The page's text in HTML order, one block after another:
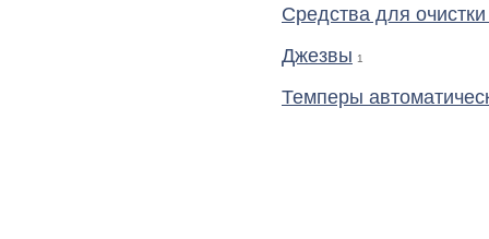
Средства для
Джезвы 1
Темперы